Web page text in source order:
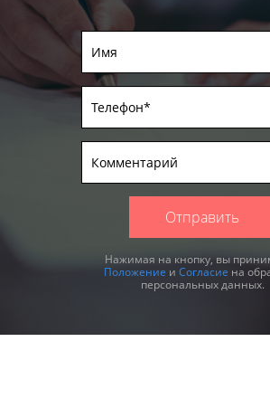
Отправить
Нажимая на кнопку, вы
Положение и Согласие на
персональных данных.